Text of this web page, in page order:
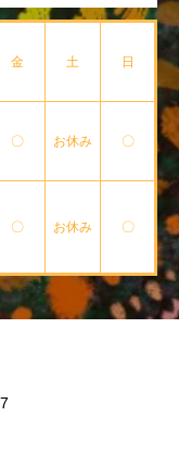
金 土 日
〇 お休み 〇
〇 お休み 〇